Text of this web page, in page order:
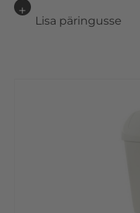
Lisa päringusse